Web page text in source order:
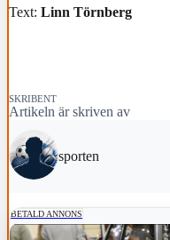
Text: Linn Törnberg
SKRIBENT
Artikeln är skriven av
sporten
BETALD ANNONS